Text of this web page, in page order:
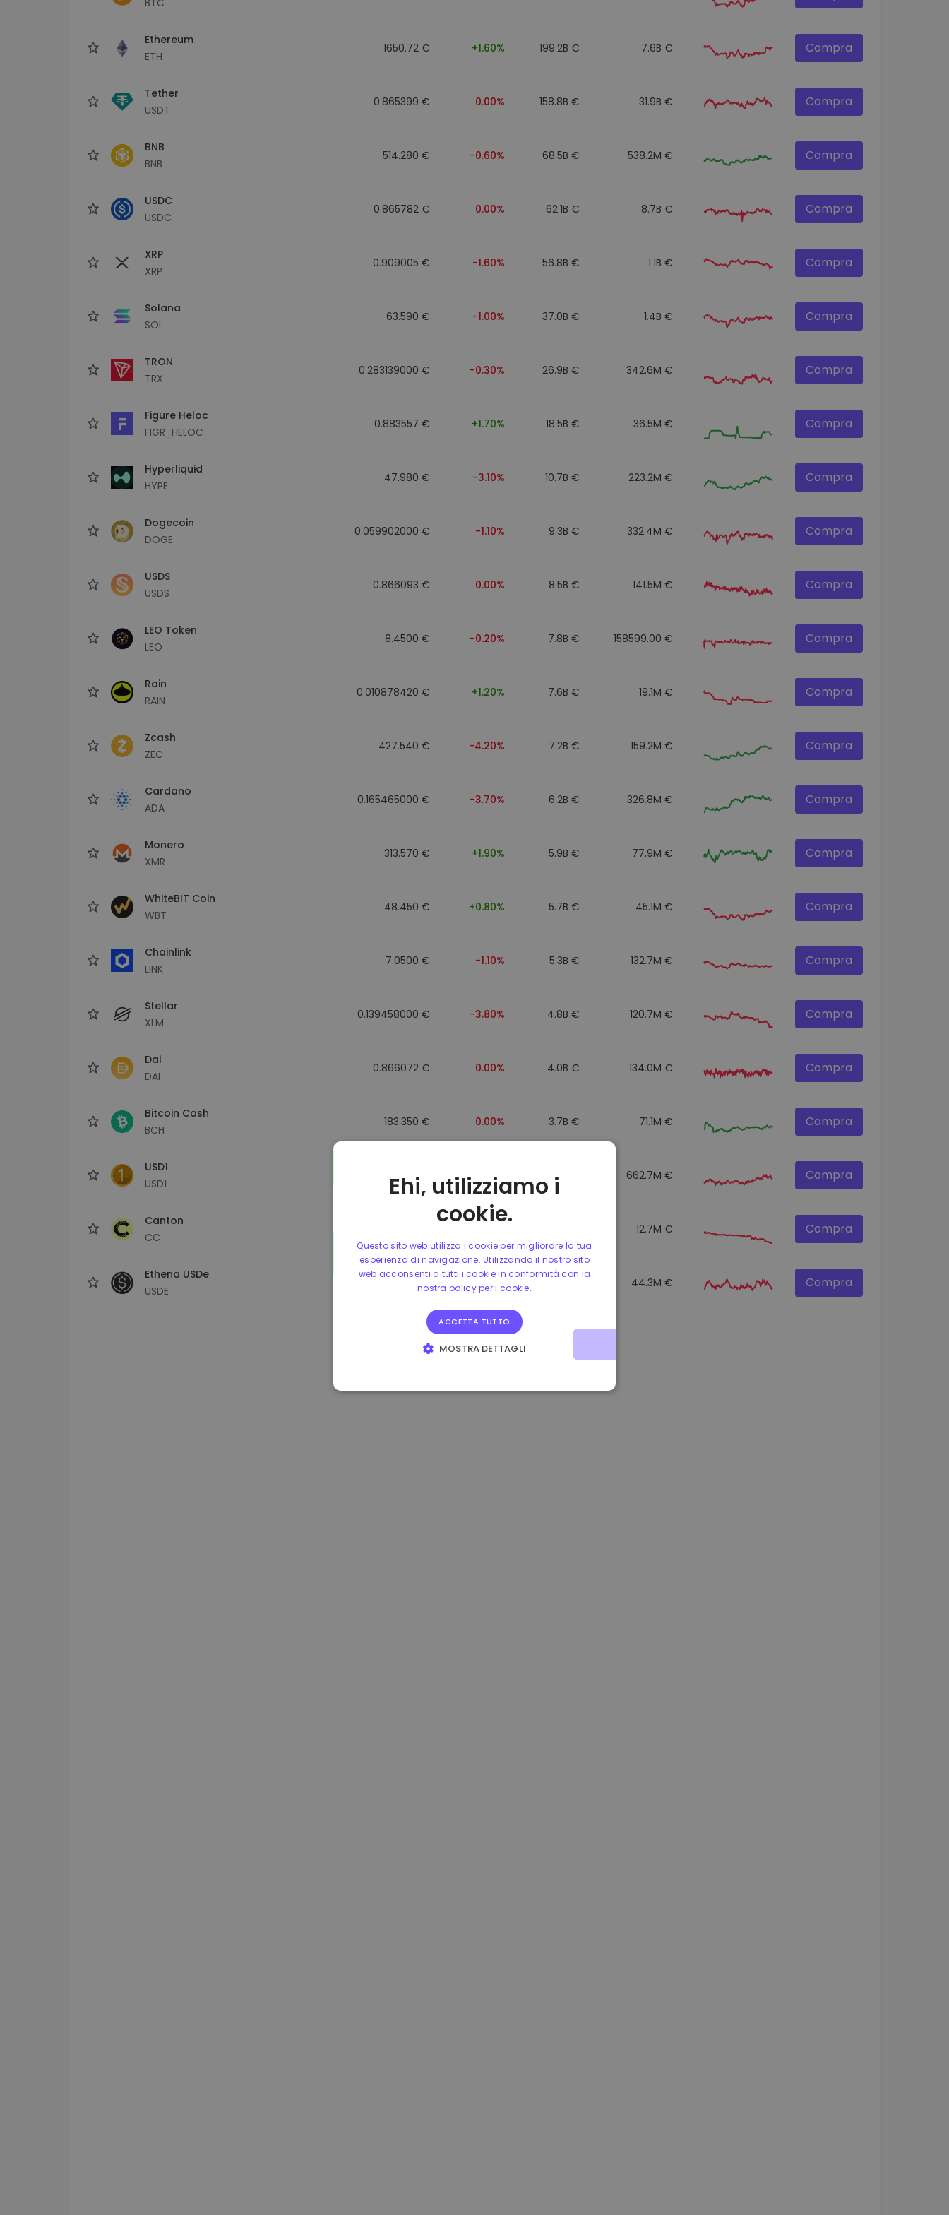
Ethereum
ETH
1650.72 € +1.60% 199.2B € 7.6B € Compra
Tether
USDT
0.865399 € 0.00% 158.8B € 31.9B € Compra
BNB
BNB
514.280 € -0.60% 68.5B € 538.2M € Compra
USDC
USDC
0.865782 € 0.00% 62.1B € 8.7B € Compra
XRP
XRP
0.909005 € -1.60% 56.8B € 1.1B € Compra
Solana
SOL
63.590 € -1.00% 37.0B € 1.4B € Compra
TRON
TRX
0.283139000 € -0.30% 26.9B € 342.6M € Compra
Figure Heloc
FIGR_HELOC
0.883557 € +1.70% 18.5B € 36.5M € Compra
Hyperliquid
HYPE
47.980 € -3.10% 10.7B € 223.2M € Compra
Dogecoin
DOGE
0.059902000 € -1.10% 9.3B € 332.4M € Compra
USDS
USDS
0.866093 € 0.00% 8.5B € 141.5M € Compra
LEO Token
LEO
8.4500 € -0.20% 7.8B € 158599.00 € Compra
Rain
RAIN
0.010878420 € +1.20% 7.6B € 19.1M € Compra
Zcash
ZEC
427.540 € -4.20% 7.2B € 159.2M € Compra
Cardano
ADA
0.165465000 € -3.70% 6.2B € 326.8M € Compra
Monero
XMR
313.570 € +1.90% 5.9B € 77.9M € Compra
WhiteBIT Coin
WBT
48.450 € +0.80% 5.7B € 45.1M € Compra
Chainlink
LINK
7.0500 € -1.10% 5.3B € 132.7M € Compra
Stellar
XLM
0.139458000 € -3.80% 4.8B € 120.7M € Compra
Dai
DAI
0.866072 € 0.00% 4.0B € 134.0M € Compra
Bitcoin Cash
BCH
183.350 € 0.00% 3.7B € 71.1M € Compra
USD1
USD1
0.865650 € 0.00% 3.5B € 662.7M € Compra
Canton
CC
12.7M € Compra
Ethena USDe
USDE
-0.10% 44.3M € Compra
Ehi, utilizziamo i
cookie.
Questo sito web utilizza i cookie per migliorare la tua
esperienza di navigazione. Utilizzando il nostro sito
web acconsenti a tutti i cookie in conformità con la
nostra policy per i cookie.
ACCETTA TUTTO
MOSTRA DETTAGLI